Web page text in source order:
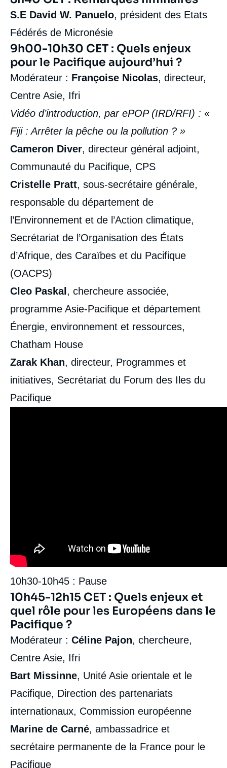
S.E David W. Panuelo, président des Etats
Fédérés de Micronésie
9h00-10h30 CET : Quels enjeux
pour le Pacifique aujourd’hui ?
Modérateur : Françoise Nicolas, directeur,
Centre Asie, Ifri
Vidéo d’introduction, par ePOP (IRD/RFI) : «
Fiji : Arrêter la pêche ou la pollution ? »
Cameron Diver, directeur général adjoint,
Communauté du Pacifique, CPS
Cristelle Pratt, sous-secrétaire générale,
responsable du département de
l’Environnement et de l’Action climatique,
Secrétariat de l’Organisation des États
d’Afrique, des Caraïbes et du Pacifique
(OACPS)
Cleo Paskal , chercheure associée,
programme Asie-Pacifique et département
Énergie, environnement et ressources,
Chatham House
Zarak Khan, directeur, Programmes et
initiatives, Secrétariat du Forum des Iles du
Pacifique
10h30-10h45 : Pause
10h45-12h15 CET : Quels enjeux et
quel rôle pour les Européens dans le
Pacifique ?
Modérateur : Céline Pajon, chercheure,
Centre Asie, Ifri
Bart Missinne, Unité Asie orientale et le
Pacifique, Direction des partenariats
internationaux, Commission européenne
Marine de Carné, ambassadrice et
secrétaire permanente de la France pour le
Pacifique